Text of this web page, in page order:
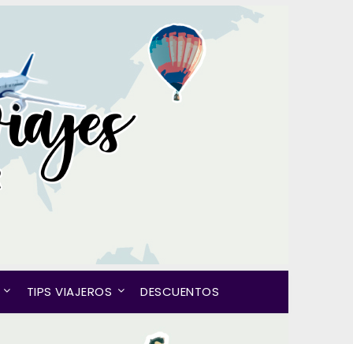
TIPS VIAJEROS DESCUENTOS